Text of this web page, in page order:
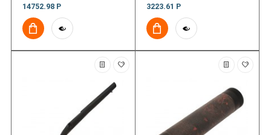
14752.98 Р 3223.61 Р